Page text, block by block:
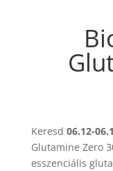
Keresd 06.12-
Glutamine Zero
esszenciális